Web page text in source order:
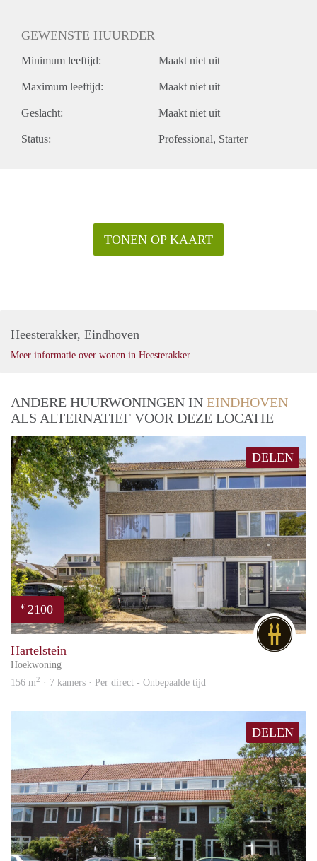
GEWENSTE HUURDER
Minimum leeftijd: Maakt niet uit
Maximum leeftijd: Maakt niet uit
Geslacht: Maakt niet uit
Status: Professional Starter
TONEN OP KAART
Heesterakker, Eindhoven
Meer informatie over wonen in Heesterakker
ANDERE HUURWONINGEN IN EINDHOVEN
ALS ALTERNATIEF VOOR DEZE LOCATIE
DELEN
€ 2100
DG
Hartelstein
Hoekwoning
156 m2 · 7 kamers · Per direct - Onbepaalde tijd
DELEN